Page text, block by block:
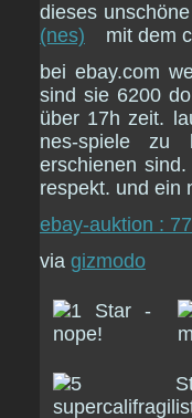
dieses
(nes)
mit dem
bei ebay.com
sind sie 6200
über 17h zeit.
nes-spiele zu
erschienen
respekt. und ein
ebay-auktion :
via gizmodo